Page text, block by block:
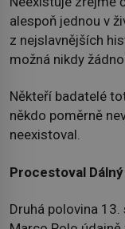
alespoň jednou v
z nejslavnějších
možná nikdy
Někteří badatelé
někdo poměrně
neexistoval.
Procestoval
Druhá polovina